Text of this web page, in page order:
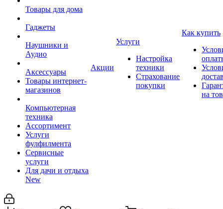
Товары для дома
Гаджеты
Наушники и
Аудио
Аксессуары
Товары интернет-
магазинов
Компьютерная
техника
Ассортимент
Услуги
фулфилмента
Сервисные
услуги
Для дачи и отдыха
New
Акции
Услуги
Настройка
техники
Страхование
покупки
Как купить
на